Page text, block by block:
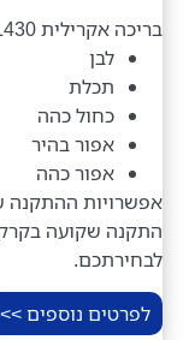
בריכה אקרילית PL430 זמינה במגוון צבעים:
לבן
תכלת
כחול כהה
אפור בהיר
אפור כהה
התקנה שקועה
לבחירתכם.
לפרטים נוספים >>